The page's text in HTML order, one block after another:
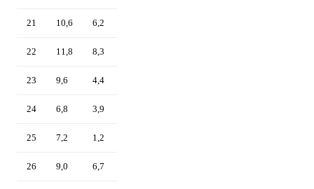
21 10,6 6,2
22 11,8 8,3
23 9,6 4,4
24 6,8 3,9
25 7,2 1,2
26 9,0 6,7